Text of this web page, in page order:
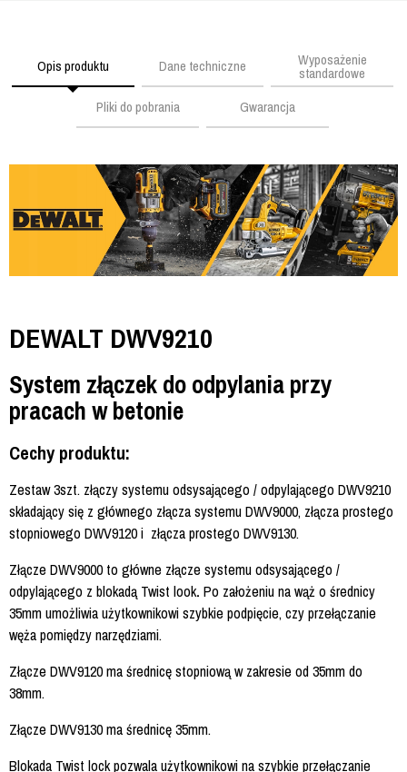
Opis produktu Dane techniczne Wyposażenie
standardowe
Pliki do pobrania
Gwarancja
DEWALT DWV9210
System złączek do odpylania przy
pracach w betonie
Cechy produktu:
Zestaw 3szt. złączy systemu odsysającego / odpylającego DWV9210
składający się z głównego złącza systemu DWV9000, złącza prostego
stopniowego DWV9120 i złącza prostego DWV9130.
Złącze DWV9000 to główne złącze systemu odsysającego /
odpylającego z blokadą Twist look. Po założeniu na wąż o średnicy
35mm umożliwia użytkownikowi szybkie podpięcie, czy przełączanie
węża pomiędzy narzędziami.
Złącze DWV9120 ma średnicę stopniową w zakresie od 35mm do
38mm.
Złącze DWV9130 ma średnicę 35mm.
Blokada Twist lock pozwala użytkownikowi na szybkie przełączanie